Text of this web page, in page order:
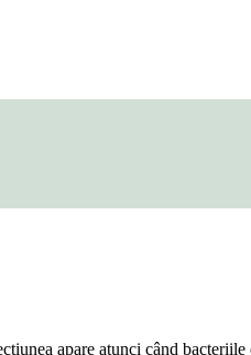
apare atunci când